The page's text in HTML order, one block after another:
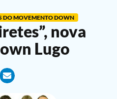
DO MOVEMENTO DOWN
nova
Lugo